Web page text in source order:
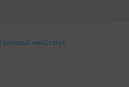
ПомощьО насСтатус